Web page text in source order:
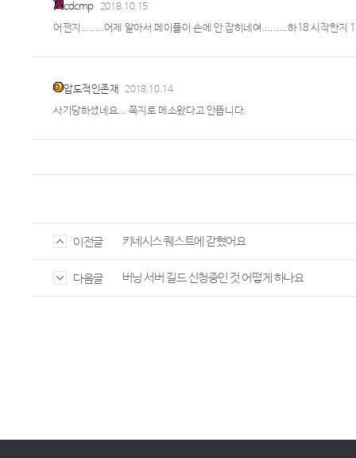
cdcmp 2018.10.15
어쩐지........어제 알아서 메이플이 손에 안 잡히네여.........하18 시작한지
압도적인존재 2018.10.14
사기당하셨네요... 쪽지로 메소왔다고 안뜹니다.
이전글 키네시스 퀘스트에 갇혔어요
다음글 버닝 서버 길드 신청중인 것 어떻게 하나요